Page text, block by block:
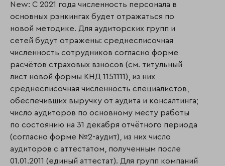
New: С 2021 года численность персонала в
основных рэнкингах будет отражаться по
новой методике. Для аудиторских групп и
сетей будут отражены: среднесписочная
численность сотрудников согласно форме
расчётов страховых взносов (см. титульный
лист новой формы КНД 1151111), из них
среднесписочная численность специалистов,
обеспечивших выручку от аудита и консалтинга;
число аудиторов по основному месту работы
по состоянию на 31 декабря отчётного периода
(согласно форме №2-аудит), из них число
аудиторов с аттестатом, полученным после
01.01.2011 (единый аттестат). Для групп компаний